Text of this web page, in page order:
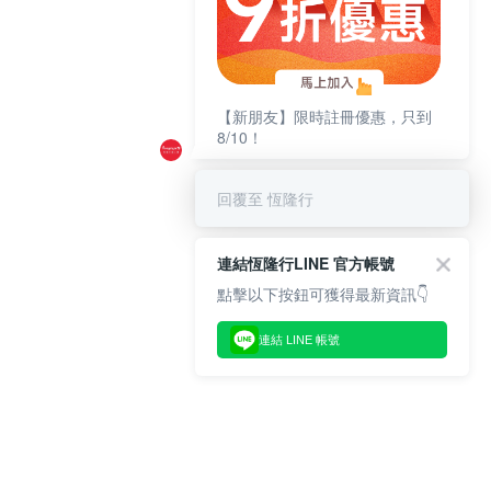
【新朋友】限時註冊優惠，只到
8/10！
回覆至 恆隆行
連結恆隆行LINE 官方帳號
點擊以下按鈕可獲得最新資訊👇
連結 LINE 帳號